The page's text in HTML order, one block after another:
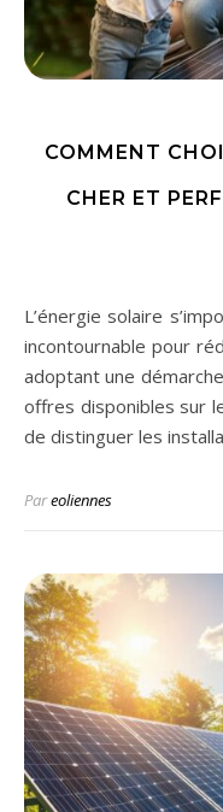
COMMENT
CHER ET
L’énergie solaire s’impose aujourd’hui comme une solution
incontournable pour
adoptant une
offres disponibles sur
de distinguer les
Pareoliennes